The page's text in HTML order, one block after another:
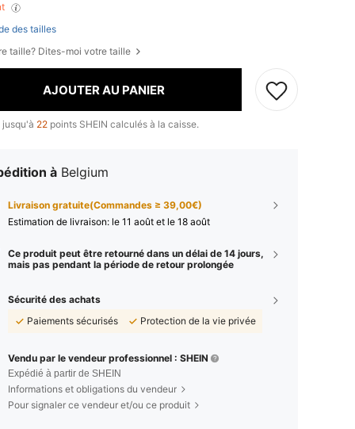
des tailles
taille? Dites-moi votre taille
AJOUTER AU PANIER
jusqu'à 22 points SHEIN calculés à la caisse.
à Belgium
Livraison gratuite(Commandes ≥ 39,00€)
Estimation de livraison: le 11 août et le 18 août
Ce produit peut être retourné dans un délai de 14 jours,
mais pas pendant la période de retour prolongée
Sécurité des achats
Paiements sécurisés
Protection de la vie privée
Vendu par le vendeur professionnel : SHEIN
Expédié à partir de SHEIN
Informations et obligations du vendeur
Pour signaler ce vendeur et/ou ce produit